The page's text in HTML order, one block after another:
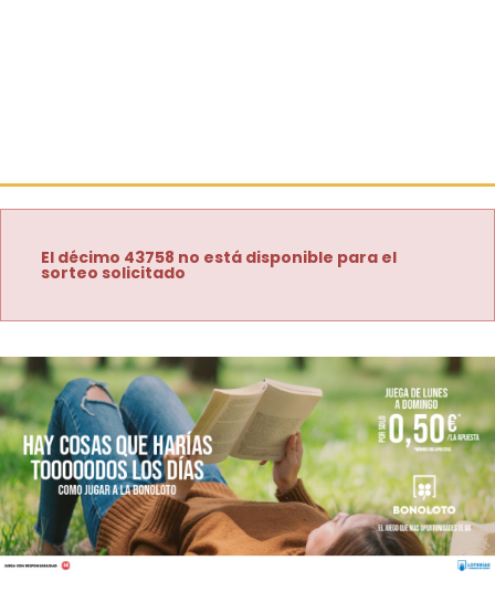
El décimo 43758 no está disponible para el
sorteo solicitado